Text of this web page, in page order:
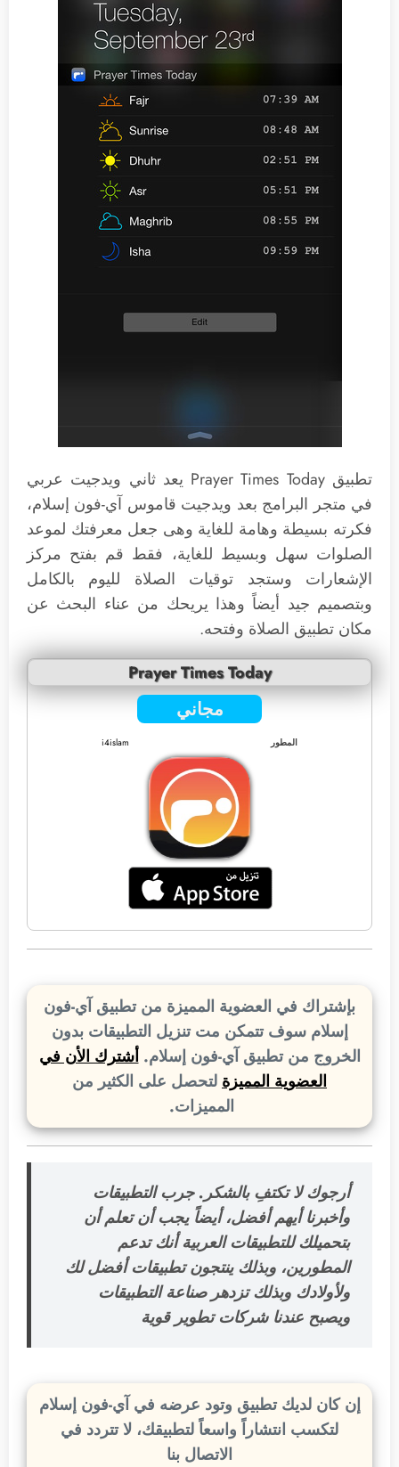
تطبيق Prayer Times Today يعد ثاني ويدجيت عربي
في متجر البرامج بعد ويدجيت قاموس آي-فون إسلام،
فكرته بسيطة وهامة للغاية وهى جعل معرفتك لموعد
الصلوات سهل وبسيط للغاية، فقط قم بفتح مركز
الإشعارات وستجد توقيات الصلاة لليوم بالكامل
وبتصميم جيد أيضاً وهذا يريحك من عناء البحث عن
مكان تطبيق الصلاة وفتحه.
Prayer Times Today
مجاني
المطور i4islam
بإشتراك في العضوية المميزة من تطبيق آي-فون
إسلام سوف تتمكن مت تنزيل التطبيقات بدون
الخروج من تطبيق آي-فون إسلام.أشترك الأن في
العضوية المميزة لتحصل على الكثير من
المميزات.
أرجوك لا تكتفِ بالشكر. جرب التطبيقات
وأخبرنا أيهم أفضل، أيضاً يجب أن تعلم أن
بتحميلك للتطبيقات العربية أنك تدعم
المطورين، وبذلك ينتجون تطبيقات أفضل لك
ولأولادك وبذلك تزدهر صناعة التطبيقات
ويصبح عندنا شركات تطوير قوية
إن كان لديك تطبيق وتود عرضه في آي-فون إسلام
لتكسب انتشاراً واسعاً لتطبيقك، لا تتردد في
الاتصال بنا